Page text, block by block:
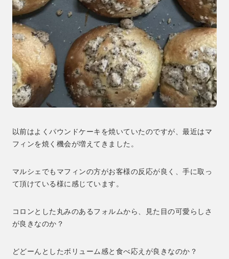
以前はよくパウンドケーキを焼いていたのですが、最近はマ
フィンを焼く機会が増えてきました。
マルシェでもマフィンの方がお客様の反応が良く、手に取っ
て頂けている様に感じています。
コロンとした丸みのあるフォルムから、見た目の可愛らしさ
が良きなのか？
どどーんとしたボリューム感と食べ応えが良きなのか？